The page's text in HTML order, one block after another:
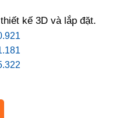
kế 3D và lắp đặt.